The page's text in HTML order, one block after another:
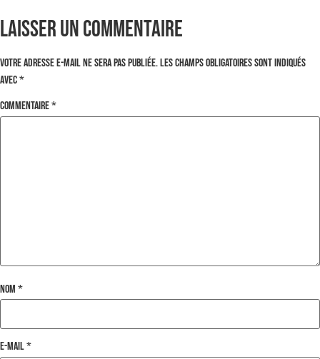
Laisser un commentaire
Votre adresse e-mail ne sera pas publiée.Les champs obligatoires sont indiqués
avec*
Commentaire*
Nom *
E-mail*